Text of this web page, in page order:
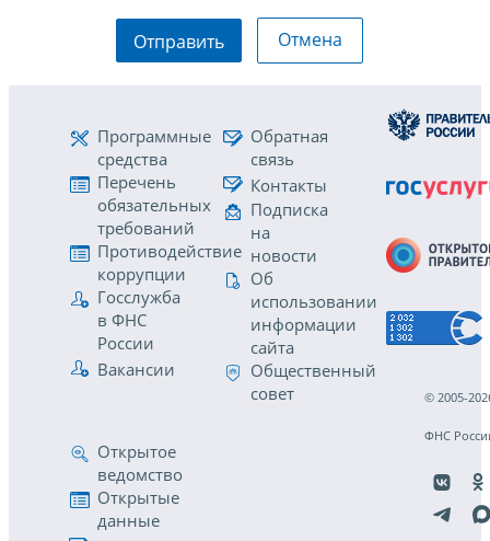
Отправить Отмена
Программные
средства
Перечень
обязательных
требований
Противодействие
коррупции
Госслужба
в ФНС
России
Вакансии
Обратная
связь
Контакты
Подписка
на
новости
Об
использовании
информации
сайта
Общественный
совет
Открытое
ведомство
Открытые
данные
© 2005-
ФНС